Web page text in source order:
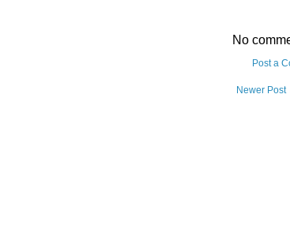
No
Post a
Newer Post